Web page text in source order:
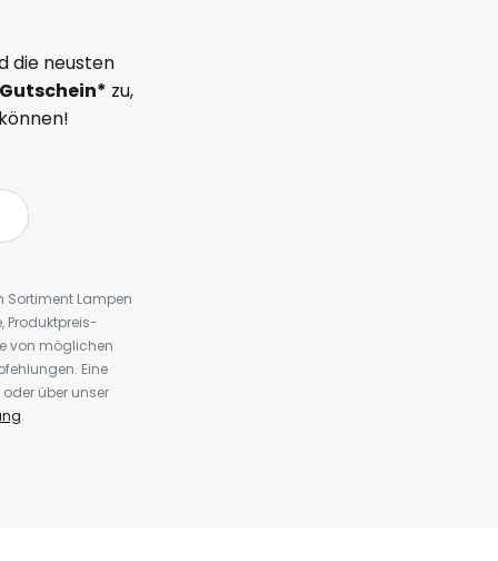
die neusten
zu,
Sortiment Lampen
Produktpreis-
von möglichen
Eine
über unser
.